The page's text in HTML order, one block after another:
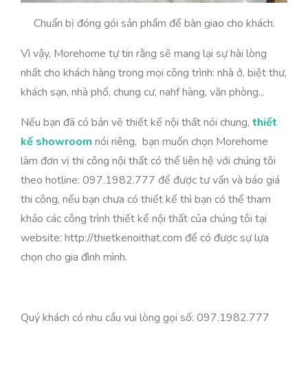
Chuẩn bị đóng gói sản phẩm để bàn giao cho khách.
Vì vậy, Morehome tự tin rằng sẽ mang lại sự hài lòng
nhất cho khách hàng trong mọi công trình: nhà ở, biệt thư,
khách sạn, nhà phố, chung cư, nahf hàng, văn phòng...
Nếu bạn đã có bản vẽ thiết kế nội thất nói chung, thiết
kế showroom nói riêng, bạn muốn chọn Morehome
làm đơn vị thi công nội thất có thể liên hệ với chúng tôi
theo hotline: 097.1982.777 để được tư vấn và báo giá
thi công, nếu bạn chưa có thiết kế thì bạn có thể tham
khảo các công trình thiết kế nội thất của chúng tôi tại
website: http://thietkenoithat.com để có được sự lựa
chọn cho gia đình mình.
Quý khách có nhu cầu vui lòng gọi số: 097.1982.777